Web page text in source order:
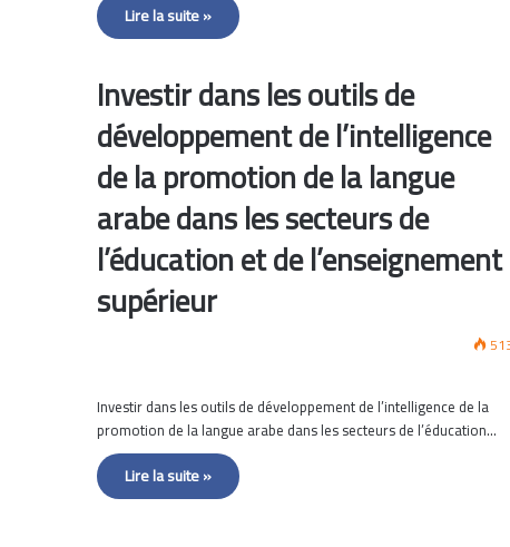
Lire la suite »
Investir dans les outils de
développement de l’intelligence
de la promotion de la langue
arabe dans les secteurs de
l’éducation et de l’enseignement
supérieur
Investir dans les outils de développement de l’intelligence de la
promotion de la langue arabe dans les secteurs de l’éducation…
Lire la suite »